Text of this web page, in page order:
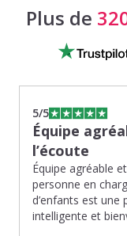
Plus de
5/5
Équipe
l’écoute
Équipe agréable
personne en
d’enfants est une
intelligente et